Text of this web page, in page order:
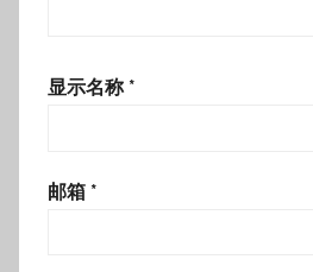
显示名称 *
邮箱 *